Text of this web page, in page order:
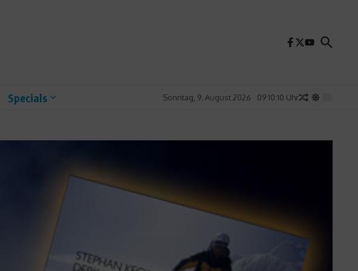
Specials Sonntag, 9. August 2026 09:10:12 Uhr